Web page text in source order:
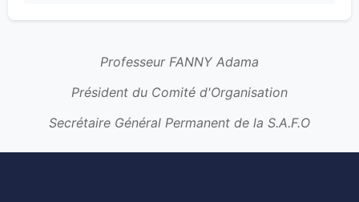
Professeur FANNY Adama
Président du Comité d'Organisation
Secrétaire Général Permanent de la S.A.F.O